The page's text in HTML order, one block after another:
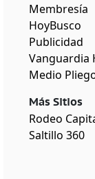
Membresía
HoyBusco
Publicidad
Vanguardia
Medio
Más Sitios
Rodeo
Saltillo 360